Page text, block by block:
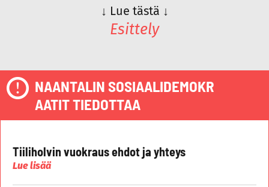
↓ Lue tästä ↓
Esittely
NAANTALIN SOSIAALIDEMOKR
AATIT TIEDOTTAA
Tiiliholvin vuokraus ehdot ja yhteys
Lue lisää